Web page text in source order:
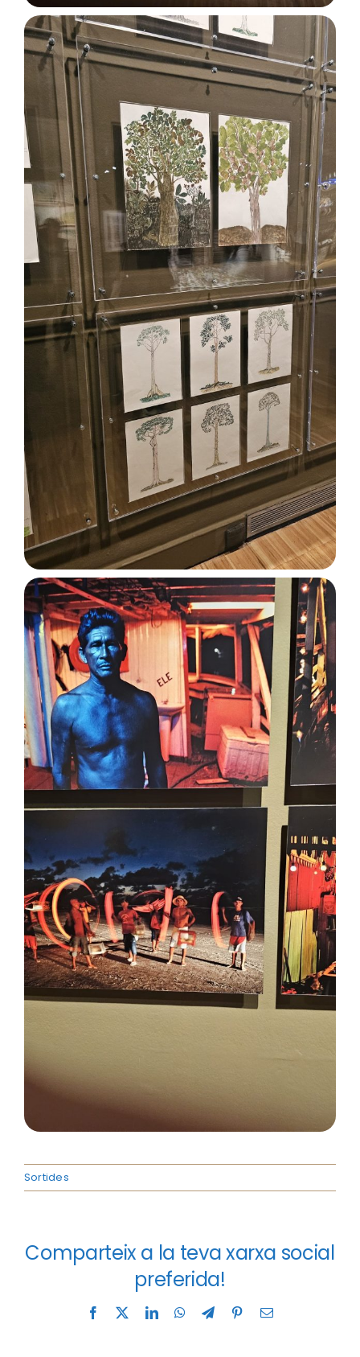
Sortides
Comparteix a la teva xarxa social
preferida!
Facebook LinkedInWhatsApp
TelegramPinterestEmail